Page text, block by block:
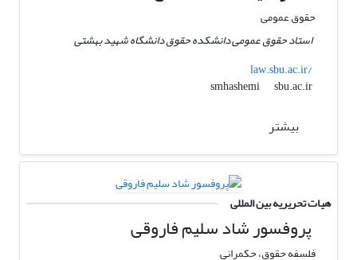
حقوق عمومی
استاد حقوق عمومی دانشکده حقوق دانشگاه شهید بهشتی
law.sbu.ac.ir/
smhashemi
sbu.ac.ir
بیشتر
هیات تحریریه بین المللی
پروفسور شاد سلیم فاروقی
فلسفه حقوق، حکمرانی